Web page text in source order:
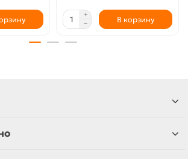
В корзину